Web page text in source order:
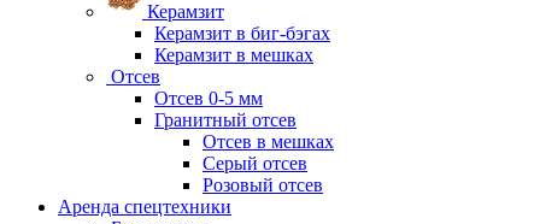
Керамзит
Керамзит в биг-бэгах
Керамзит в мешках
Отсев
Отсев 0-5 мм
Гранитный отсев
Отсев в мешках
Серый отсев
Розовый отсев
Аренда спецтехники